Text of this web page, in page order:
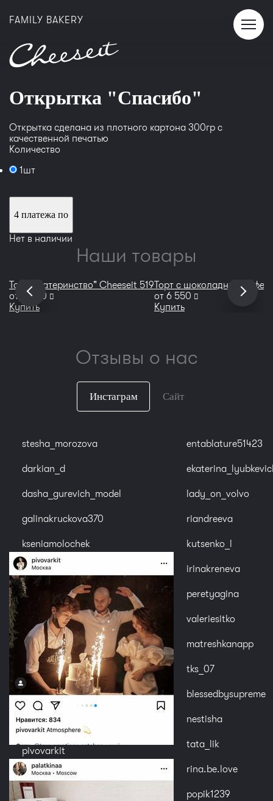
FAMILY BAKERY
Открытка "Спасибо"
Открытка сделана из плотного картона 300гр с
качественной печатью
Количество
1шт
4 платежа по
Нет в наличии
Наши товары
Торт "Материнство" Cheeseit 519
от
5 600 руб
Купить
Торт с шоколадными
от 6 550 руб
Купить
Отзывы о нас
Инстаграм Сайт
stesha_morozova
darkian_d
dasha_gurevich_model
galinakruckova370
kseniamolochek
pivovarkit
entablature51423
lady_on_volvo
riandreeva
kutsenko_l
irinakreneva
peretyagina
valeriesitko
matreshkanapp
tks_07
blessedbysupreme
nestisha
tata_lik
rina.be.love
popik1239